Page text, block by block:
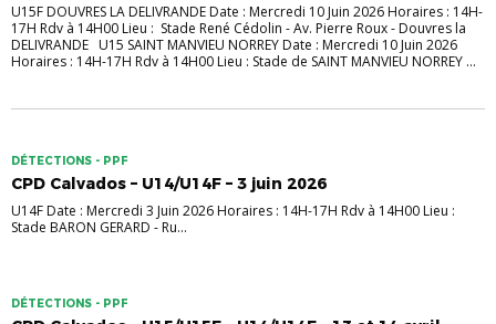
U15F DOUVRES LA DELIVRANDE Date : Mercredi 10 Juin 2026 Horaires : 14H-
17H Rdv à 14H00 Lieu : Stade René Cédolin - Av. Pierre Roux - Douvres la
DELIVRANDE U15 SAINT MANVIEU NORREY Date : Mercredi 10 Juin 2026
Horaires : 14H-17H Rdv à 14H00 Lieu : Stade de SAINT MANVIEU NORREY ...
DÉTECTIONS - PPF
CPD Calvados – U14/U14F – 3 juin 2026
U14F Date : Mercredi 3 Juin 2026 Horaires : 14H-17H Rdv à 14H00 Lieu :
Stade BARON GERARD - Ru...
DÉTECTIONS - PPF